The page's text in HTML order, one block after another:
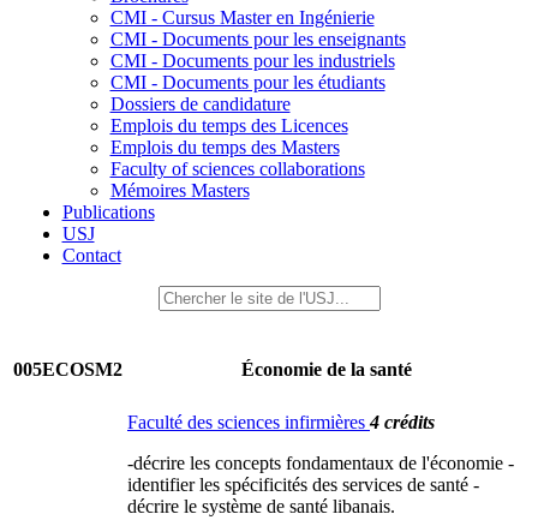
CMI - Cursus Master en Ingénierie
CMI - Documents pour les enseignants
CMI - Documents pour les industriels
CMI - Documents pour les étudiants
Dossiers de candidature
Emplois du temps des Licences
Emplois du temps des Masters
Faculty of sciences collaborations
Mémoires Masters
Publications
USJ
Contact
005ECOSM2 Économie de la santé
Faculté des sciences infirmières4 crédits
-décrire les concepts fondamentaux de l'économie -
identifier les spécificités des services de santé -
décrire le système de santé libanais.